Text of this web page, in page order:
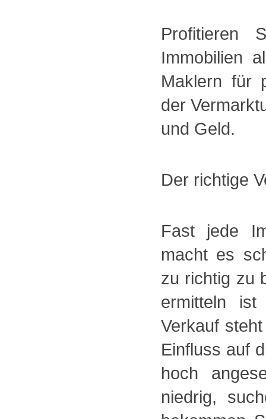
Profitieren
Immobilien
Maklern für
der
und Geld.
Der richtige
Fast jede
macht es
zu richtig zu
ermitteln ist
Verkauf
Einfluss auf
hoch
niedrig,